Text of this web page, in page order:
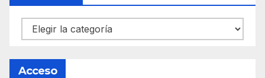
Categorías
Acceso